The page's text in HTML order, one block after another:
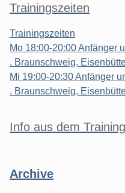
Trainingszeiten
Trainingszeiten
Mo 18:00-20:00 Anfänger
. Braunschweig,
Mi 19:00-20:30 Anfänger
. Braunschweig,
Info aus dem Training
Archive